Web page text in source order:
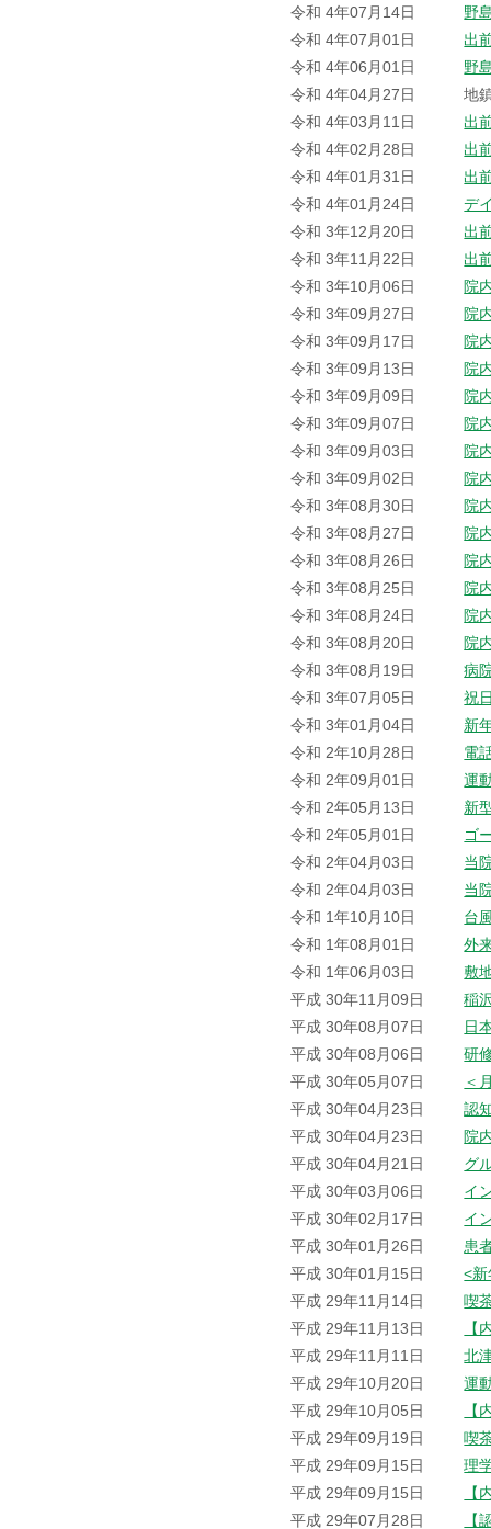
令和 4年07月14日
野
令和 4年07月01日
出
令和 4年06月01日
野
令和 4年04月27日
地
令和 4年03月11日
出
令和 4年02月28日
出
令和 4年01月31日
出
令和 4年01月24日
デ
令和 3年12月20日
出
令和 3年11月22日
出
令和 3年10月06日
院
令和 3年09月27日
院
令和 3年09月17日
院
令和 3年09月13日
院
令和 3年09月09日
院
令和 3年09月07日
院
令和 3年09月03日
院
令和 3年09月02日
院
令和 3年08月30日
院
令和 3年08月27日
院
令和 3年08月26日
院
令和 3年08月25日
院
令和 3年08月24日
院
令和 3年08月20日
院
令和 3年08月19日
病
令和 3年07月05日
祝
令和 3年01月04日
新
令和 2年10月28日
電
令和 2年09月01日
運
令和 2年05月13日
新
令和 2年05月01日
ゴ
令和 2年04月03日
当
令和 2年04月03日
当
令和 1年10月10日
台
令和 1年08月01日
外
令和 1年06月03日
敷
平成 30年11月09日
稲
平成 30年08月07日
日
平成 30年08月06日
研
平成 30年05月07日
＜
平成 30年04月23日
認
平成 30年04月23日
院
平成 30年04月21日
グ
平成 30年03月06日
イ
平成 30年02月17日
イ
平成 30年01月26日
患
平成 30年01月15日
<
平成 29年11月14日
喫
平成 29年11月13日
【
平成 29年11月11日
北
平成 29年10月20日
運
平成 29年10月05日
【
平成 29年09月19日
喫
平成 29年09月15日
理
平成 29年09月15日
【
平成 29年07月28日
【